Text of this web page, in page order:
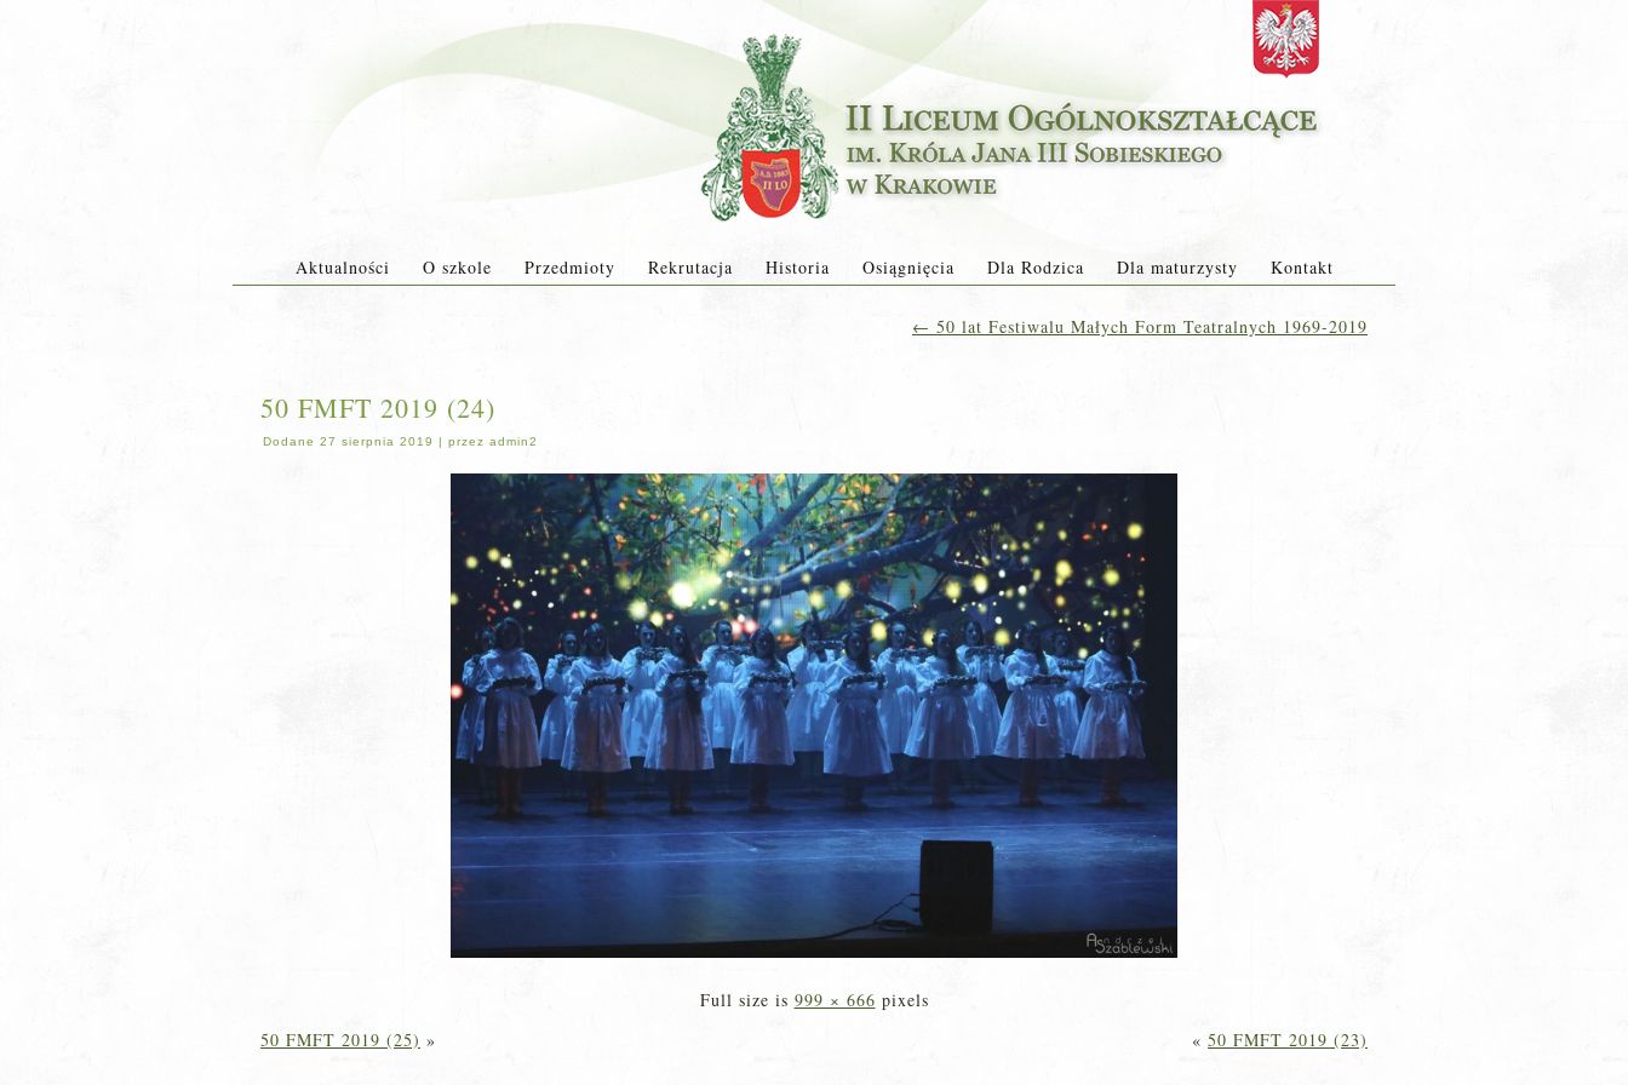
Aktualności O szkole Przedmioty Rekrutacja Historia Osiągnięcia Dla Rodzica Dla maturzysty Kontakt
← 50 lat Festiwalu Małych Form Teatralnych 1969-2019
50 FMFT 2019 (24)
Dodane 27 sierpnia 2019 | przez admin2
Full size is 999 × 666 pixels
50 FMFT 2019 (25) » « 50 FMFT 2019 (23)